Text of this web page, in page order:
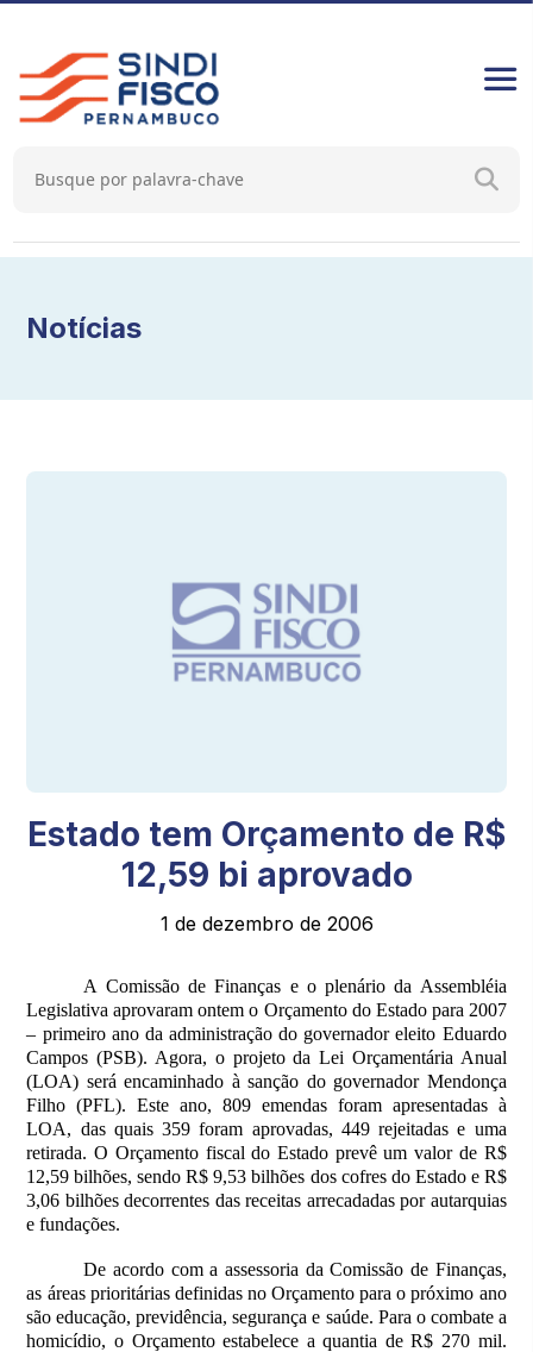
Notícias
Estado tem Orçamento de R$
12,59 bi aprovado
1 de dezembro de 2006
A Comissão de Finanças e o plenário da Assembléia
Legislativa aprovaram ontem o Orçamento do Estado para 2007
– primeiro ano da administração do governador eleito Eduardo
Campos (PSB). Agora, o projeto da Lei Orçamentária Anual
(LOA) será encaminhado à sanção do governador Mendonça
Filho (PFL). Este ano, 809 emendas foram apresentadas à
LOA, das quais 359 foram aprovadas, 449 rejeitadas e uma
retirada. O Orçamento fiscal do Estado prevê um valor de R$
12,59 bilhões, sendo R$ 9,53 bilhões dos cofres do Estado e R$
3,06 bilhões decorrentes das receitas arrecadadas por autarquias
e fundações.
De acordo com a assessoria da Comissão de Finanças,
as áreas prioritárias definidas no Orçamento para o próximo ano
são educação, previdência, segurança e saúde. Para o combate a
homicídio, o Orçamento estabelece a quantia de R$ 270 mil.